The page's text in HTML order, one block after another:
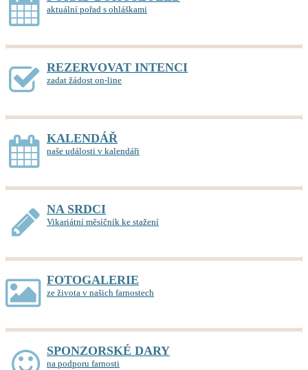
aktuální pořad s ohláškami
REZERVOVAT INTENCI
zadat žádost on-line
KALENDÁŘ
naše události v kalendáři
NA SRDCI
Vikariátní měsíčník ke stažení
FOTOGALERIE
ze života v našich farnostech
SPONZORSKÉ DARY
na podporu farnosti